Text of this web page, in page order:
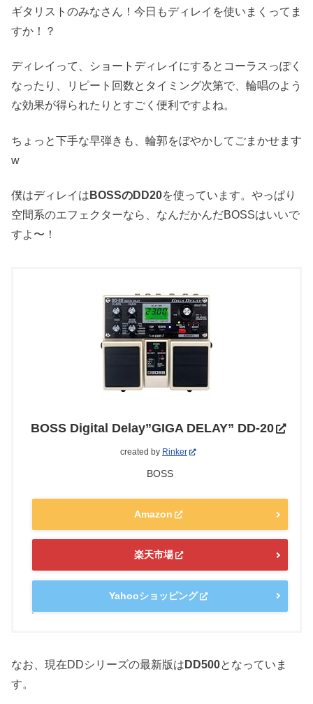
ギタリストのみなさん！今日もディレイを使いまくってま
すか！？
ディレイって、ショートディレイにするとコーラスっぽく
なったり、リピート回数とタイミング次第で、輪唱のよう
な効果が得られたりとすごく便利ですよね。
ちょっと下手な早弾きも、輪郭をぼやかしてごまかせます
w
僕はディレイは BOSSのDD20を使っています。やっぱり
空間系のエフェクターなら、なんだかんだBOSSはいいで
すよ〜！
BOSS Digital Delay”GIGA DELAY” DD-20
created by Rinker
BOSS
Amazon
楽天市場
Yahooショッピング
なお、現在DDシリーズの最新版は DD500となっていま
す。